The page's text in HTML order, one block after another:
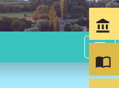
menu
account_balance
import_contacts